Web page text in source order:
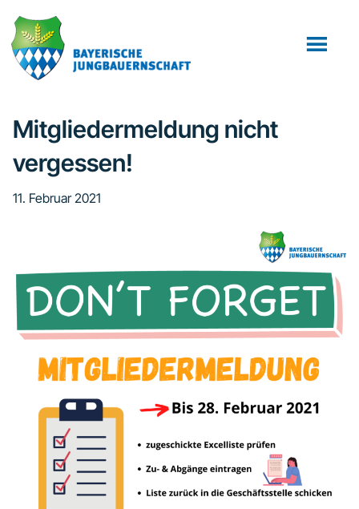
Inhalt
springen
Seitenspalte
springen
Fußzeile
springen
Mitgliedermeldung nicht
vergessen!
11. Februar 2021